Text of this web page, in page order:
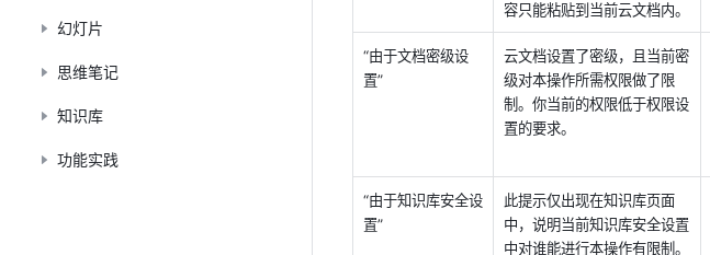
幻灯片
思维笔记
知识库
功能实践
容只能粘贴到当前云文档内。
“由于文档密级设
置”
云文档设置了密级，且当前密
级对本操作所需权限做了限
制。你当前的权限低于权限设
置的要求。
“由于知识库安全设
置”
此提示仅出现在知识库页面
中，说明当前知识库安全设置
中对谁能进行本操作有限制。